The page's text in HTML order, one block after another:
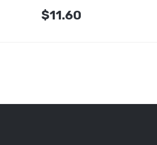
$11.60